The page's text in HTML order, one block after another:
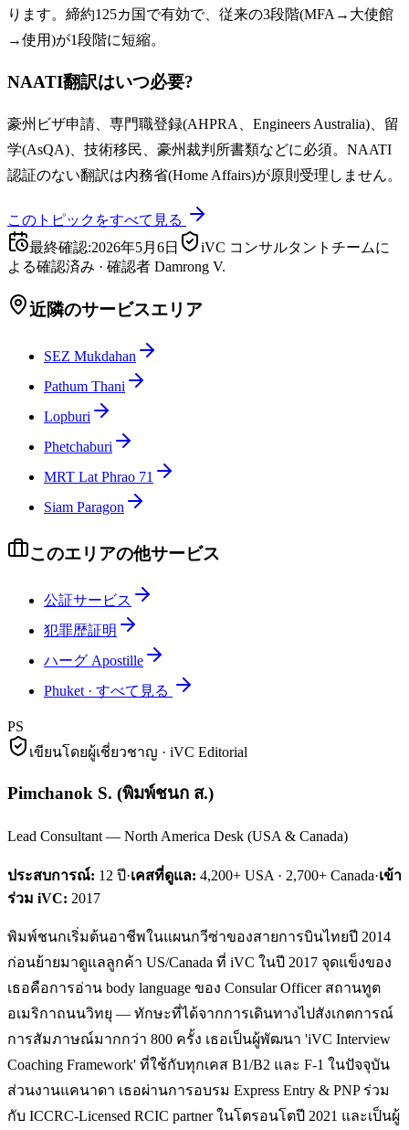
ります。締約125カ国で有効で、従来の3段階(MFA→大使館
→使用)が1段階に短縮。
NAATI翻訳はいつ必要?
豪州ビザ申請、専門職登録(AHPRA、Engineers Australia)、留
学(AsQA)、技術移民、豪州裁判所書類などに必須。NAATI
認証のない翻訳は内務省(Home Affairs)が原則受理しません。
このトピックをすべて見る
最終確認:2026年5月6日
iVC コンサルタントチームに
よる確認済み · 確認者 Damrong V.
近隣のサービスエリア
SEZ Mukdahan
Pathum Thani
Lopburi
Phetchaburi
MRT Lat Phrao 71
Siam Paragon
このエリアの他サービス
公証サービス
犯罪歴証明
ハーグ Apostille
Phuket · すべて見る
PS
เขียนโดยผู้เชี่ยวชาญ · iVC Editorial
Pimchanok S. (พิมพ์ชนก ส.)
Lead Consultant — North America Desk (USA & Canada)
ประสบการณ์: 12 ปี·เคสที่ดูแล: 4,200+ USA · 2,700+ Canada·เข้า
ร่วม iVC: 2017
พิมพ์ชนกเริ่มต้นอาชีพในแผนกวีซ่าของสายการบินไทยปี 2014
ก่อนย้ายมาดูแลลูกค้า US/Canada ที่ iVC ในปี 2017 จุดแข็งของ
เธอคือการอ่าน body language ของ Consular Officer สถานทูต
อเมริกาถนนวิทยุ — ทักษะที่ได้จากการเดินทางไปสังเกตการณ์
การสัมภาษณ์มากกว่า 800 ครั้ง เธอเป็นผู้พัฒนา 'iVC Interview
Coaching Framework' ที่ใช้กับทุกเคส B1/B2 และ F-1 ในปัจจุบัน
ส่วนงานแคนาดา เธอผ่านการอบรม Express Entry & PNP ร่วม
กับ ICCRC-Licensed RCIC partner ในโตรอนโตปี 2021 และเป็นผู้